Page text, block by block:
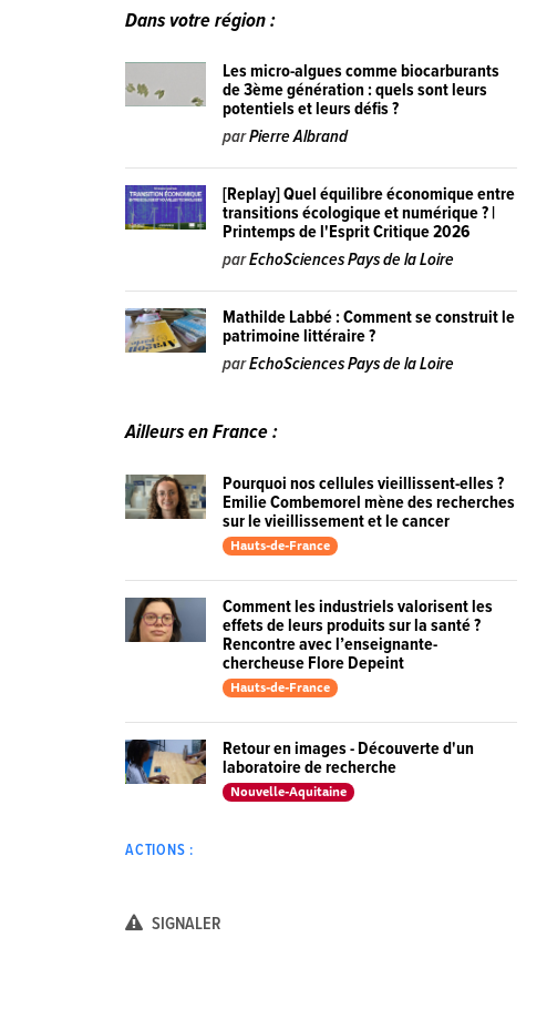
Dans votre région :
Les micro-algues comme biocarburants
de 3ème génération : quels sont leurs
potentiels et leurs défis ?
parPierre Albrand
[Replay] Quel équilibre économique entre
transitions écologique et numérique ? |
Printemps de l'Esprit Critique 2026
parEchoSciences Pays de la Loire
Mathilde Labbé : Comment se construit le
patrimoine littéraire ?
parEchoSciences Pays de la Loire
Ailleurs en France :
Pourquoi nos cellules vieillissent-elles ?
Emilie Combemorel mène des recherches
sur le vieillissement et le cancer
Hauts-de-France
Comment les industriels valorisent les
effets de leurs produits sur la santé ?
Rencontre avec l’enseignante-
chercheuse Flore Depeint
Hauts-de-France
Retour en images - Découverte d'un
laboratoire de recherche
Nouvelle-Aquitaine
ACTIONS :
SIGNALER